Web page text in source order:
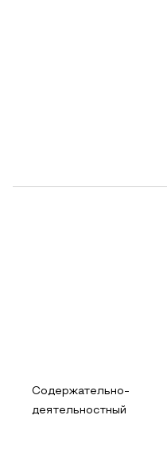
Содержательно-
деятельностный